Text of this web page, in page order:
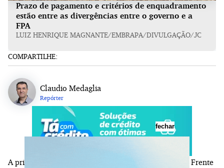
Prazo de pagamento e critérios de enquadramento
estão entre as divergências entre o governo e a
FPA
LUIZ HENRIQUE MAGNANTE/EMBRAPA/DIVULGAÇÃO/JC
COMPARTILHE:
Claudio Medaglia
Repórter
A primeira reunião entre o Ministério da Fazenda e a Frente
fechar